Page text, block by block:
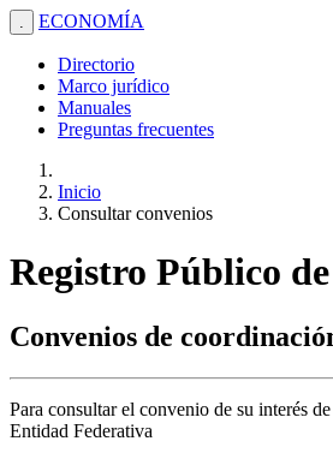
. ECONOMÍA
Directorio
Marco jurídico
Manuales
Preguntas frecuentes
Inicio
Consultar convenios
Registro Público
Convenios de
Para consultar el convenio de su interés
Entidad Federativa